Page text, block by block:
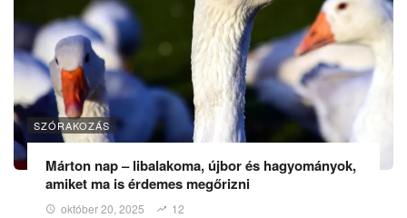
SZÓRAKOZÁS
Márton nap – libalakoma, újbor és hagyományok,
amiket ma is érdemes megőrizni
október 20, 2025 12